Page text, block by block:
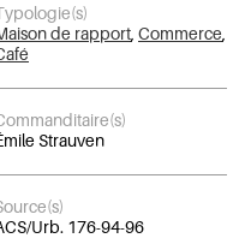
de rapport Commerce
Strauven
Urb. 176-94-96